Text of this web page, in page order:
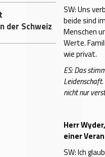
der Schweiz
SW: Uns
beide sind
Menschen
Werte.
wie privat.
ES: Das
nicht nur
Herr
einer
SW: Ich